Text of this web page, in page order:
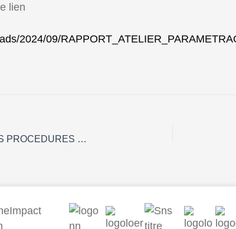
lien
2024/09/
RAPPORT ATELIER DE VALIDATION DES PROCEDURES OPERATIONNELLES STANDARDISEES (POS) DU PROJET TB_PEC@2.0. « Faire progresser les résultats de la TB pédiatrique chez les enfants vulnérables, déplacés internes en zone urbaine au Cameroun »